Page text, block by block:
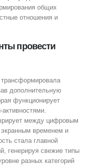
общих
отношения и
провести
дополнительную
функционирует
между цифровым
временем и
стала главной
генерируя свежие типы
разных категорий